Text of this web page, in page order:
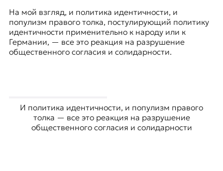
На мой взгляд, и политика идентичности, и
популизм правого толка, постулирующий политику
идентичности применительно к народу или к
Германии, — все это реакция на разрушение
общественного согласия и солидарности.
И политика идентичности, и популизм правого
толка — все это реакция на разрушение
общественного согласия и солидарности